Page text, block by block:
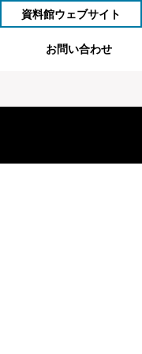
資料館ウェブサイト
お問い合わせ